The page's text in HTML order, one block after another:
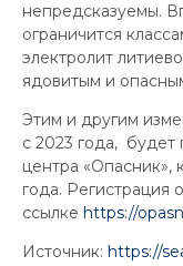
непредсказуемы.
ограничится
электролит
ядовитым и
Этим и другим
с 2023 года, будет
центра «Опасник»,
года. Регистрация
ссылке https://
Источник: https://